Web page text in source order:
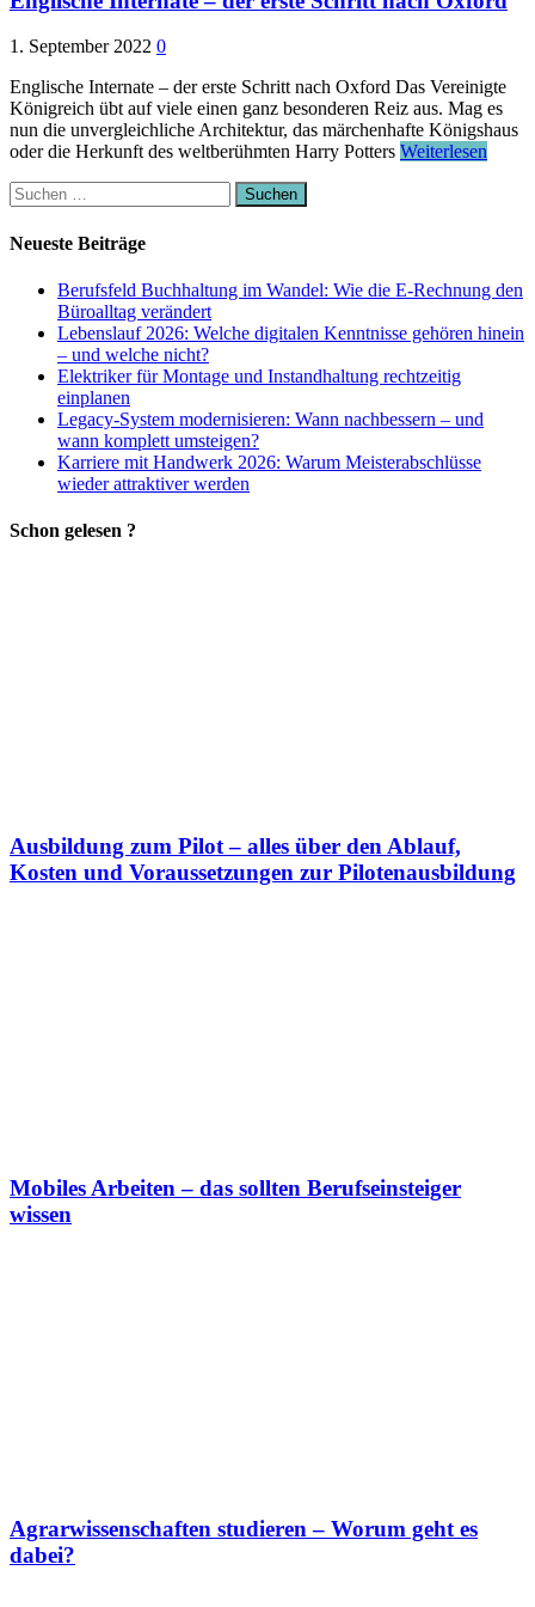
1. September 2022 0
Englische Internate – der erste Schritt nach Oxford Das Vereinigte
Königreich übt auf viele einen ganz besonderen Reiz aus. Mag es
nun die unvergleichliche Architektur, das märchenhafte Königshaus
oder die Herkunft des weltberühmten Harry Potters Weiterlesen
Suchen
nach:
Neueste Beiträge
Berufsfeld Buchhaltung im Wandel: Wie die E-Rechnung den
Büroalltag verändert
Lebenslauf 2026: Welche digitalen Kenntnisse gehören hinein
– und welche nicht?
Elektriker für Montage und Instandhaltung rechtzeitig
einplanen
Legacy-System modernisieren: Wann nachbessern – und
wann komplett umsteigen?
Karriere mit Handwerk 2026: Warum Meisterabschlüsse
wieder attraktiver werden
Schon gelesen ?
Ausbildung zum Pilot – alles über den Ablauf,
Kosten und Voraussetzungen zur Pilotenausbildung
Mobiles Arbeiten – das sollten Berufseinsteiger
wissen
Agrarwissenschaften studieren – Worum geht es
dabei?